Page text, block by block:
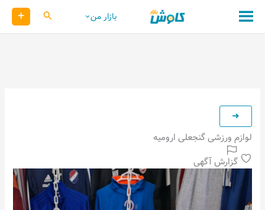
محتوا
بازار من کاوش +
لوازم ورزشی گنجعلی ارومیه
گزارش آگهی